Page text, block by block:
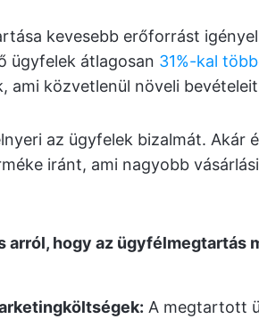
kevesebb erőforrást
ügyfelek átlagosan 31%-kal
ami közvetlenül növeli
az ügyfelek bizalmát. Akár
iránt, ami nagyobb
arról, hogy az ügyfélmegtartás
A megtartott